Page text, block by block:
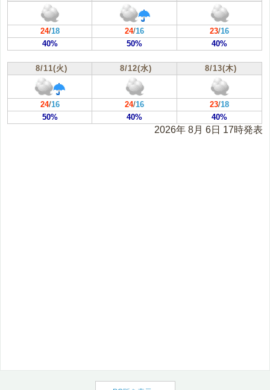
24/18 24/16 23/16
40%
50% 40%
8/11(火) 8/12(水) 8/13(木)
24/16 24/16 23/18
50%
40% 40%
2026年 8月 6日 17時発表